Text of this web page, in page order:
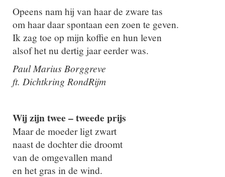
Opeens nam hij van haar de zware tas
om haar daar spontaan een zoen te geven.
Ik zag toe op mijn koffie en hun leven
alsof het nu dertig jaar eerder was.
Paul Marius Borggreve
ft. Dichtkring RondRijm
Wij zijn twee – tweede prijs
Maar de moeder ligt zwart
naast de dochter die droomt
van de omgevallen mand
en het gras in de wind.